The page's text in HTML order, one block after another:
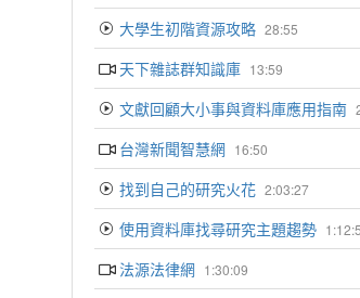
28:55
大學生初階資源攻略
13:59
天下雜誌群知識庫
文獻回顧大小事與資料庫應用指南
16:50
台灣新聞智慧網
2:03:27
找到自己的研究火花
使用資料庫找尋研究主題趨勢
1:30:09
法源法律網